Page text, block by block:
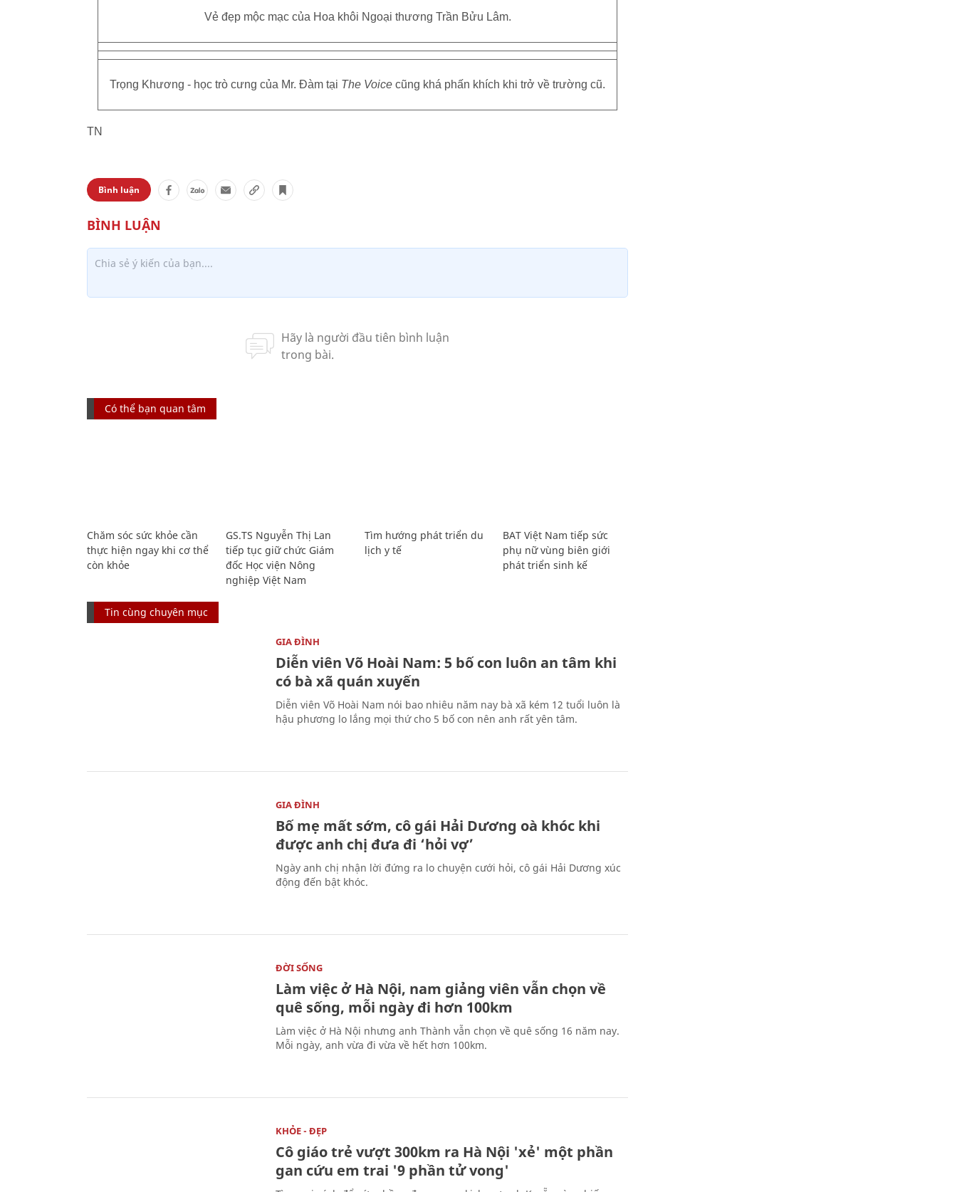
Vẻ đẹp mộc mạc của Hoa khôi Ngoại thương Trần Bửu Lâm.
Trọng Khương - học trò cưng của Mr. Đàm tại The Voice cũng khá phấn khích khi trở về trường cũ.
TN
Bình luận
Có thể bạn quan tâm
Chăm sóc sức khỏe cần
thực hiện ngay khi cơ thể
còn khỏe
GS.TS Nguyễn Thị Lan
tiếp tục giữ chức Giám
đốc Học viện Nông
nghiệp Việt Nam
Tìm hướng phát triển du
lịch y tế
BAT Việt Nam tiếp sức
phụ nữ vùng biên giới
phát triển sinh kế
Tin cùng chuyên mục
GIA ĐÌNH
Diễn viên Võ Hoài Nam: 5 bố con luôn an tâm khi
có bà xã quán xuyến
Diễn viên Võ Hoài Nam nói bao nhiêu năm nay bà xã kém 12 tuổi luôn là
hậu phương lo lắng mọi thứ cho 5 bố con nên anh rất yên tâm.
GIA ĐÌNH
Bố mẹ mất sớm, cô gái Hải Dương oà khóc khi
được anh chị đưa đi ‘hỏi vợ’
Ngày anh chị nhận lời đứng ra lo chuyện cưới hỏi, cô gái Hải Dương xúc
động đến bật khóc.
ĐỜI SỐNG
Làm việc ở Hà Nội, nam giảng viên vẫn chọn về
quê sống, mỗi ngày đi hơn 100km
Làm việc ở Hà Nội nhưng anh Thành vẫn chọn về quê sống 16 năm nay.
Mỗi ngày, anh vừa đi vừa về hết hơn 100km.
KHỎE - ĐẸP
Cô giáo trẻ vượt 300km ra Hà Nội 'xẻ' một phần
gan cứu em trai '9 phần tử vong'